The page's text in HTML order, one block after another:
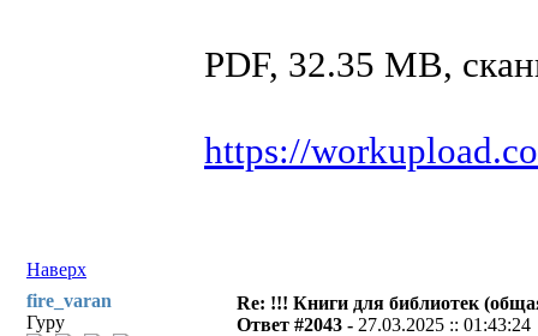
PDF, 32.35 MB,
https://
Наверх
fire_varan
Гуру
Re: !!! Книги для библиотек
Ответ #2043 - 27.03.2025 :: 01:43:24